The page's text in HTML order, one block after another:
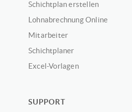
Schichtplan erstellen
Lohnabrechnung Online
Mitarbeiter
Schichtplaner
Excel-Vorlagen
SUPPORT